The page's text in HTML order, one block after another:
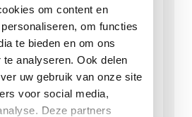
om content en
om functies
te bieden en om ons
analyseren. Ook delen
uw gebruik van onze site
voor social media,
Deze partners